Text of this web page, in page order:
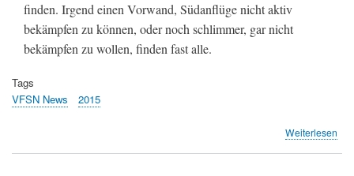
finden. Irgend einen Vorwand, Südanflüge nicht aktiv
bekämpfen zu können, oder noch schlimmer, gar nicht
bekämpfen zu wollen, finden fast alle.
Tags
VFSN News
2015
Weiterlesen